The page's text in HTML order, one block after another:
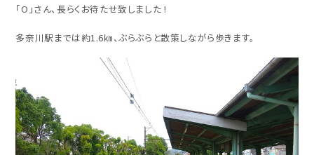
「O」さん、長らくお待たせ致しました !
多奈川駅までは約1.6㎞、ぶらぶらと散策しながら歩きます。